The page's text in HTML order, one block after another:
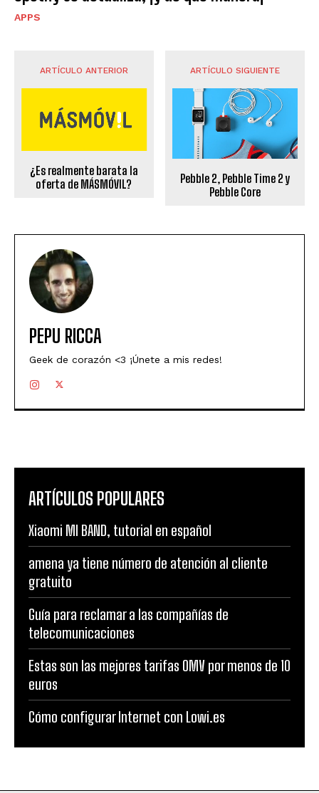
APPS
ARTÍCULO ANTERIOR
¿Es realmente barata la
oferta de MÁSMÓVIL?
ARTÍCULO SIGUIENTE
Pebble 2, Pebble Time 2 y
Pebble Core
PEPU RICCA
Geek de corazón <3 ¡Únete a mis redes!
ARTÍCULOS POPULARES
Xiaomi MI BAND, tutorial en español
amena ya tiene número de atención al cliente
gratuito
Guía para reclamar a las compañías de
telecomunicaciones
Estas son las mejores tarifas OMV por menos de 10
euros
Cómo configurar Internet con Lowi.es